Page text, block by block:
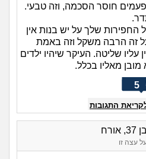
חוסר הסכמה, וזה טבעי.
שלך על יש בנות אין
זה הרבה משקל וזה באמת
שליטה. העיקר שיהיו ילדים
מובן מאליו בכלל.
5
התגובות
עצה זו